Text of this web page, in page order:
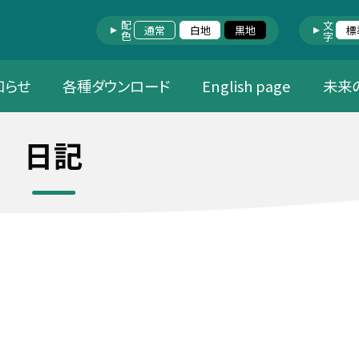
配色 通常 白地 黒地 文字
せ 各種ダウンロード English page 未来
日記